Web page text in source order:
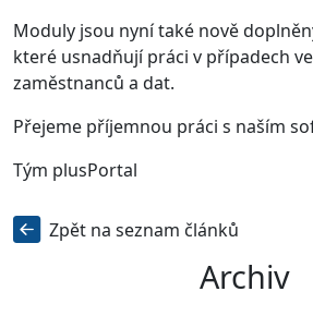
Moduly jsou nyní také nově
které usnadňují práci v případech
zaměstnanců a dat.
Přejeme příjemnou práci s naším
Tým plusPortal
Zpět na seznam článků
Archiv